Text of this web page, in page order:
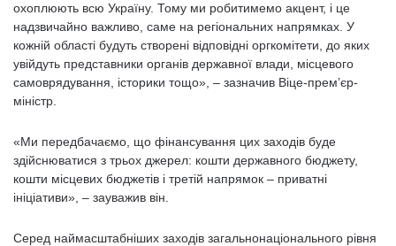
охоплюють всю Україну. Тому ми робитимемо акцент, і це
надзвичайно важливо, саме на регіональних напрямках. У
кожній області будуть створені відповідні оргкомітети, до яких
увійдуть представники органів державної влади, місцевого
самоврядування, історики тощо», – зазначив Віце-прем’єр-
міністр.
«Ми передбачаємо, що фінансування цих заходів буде
здійснюватися з трьох джерел: кошти державного бюджету,
кошти місцевих бюджетів і третій напрямок – приватні
ініціативи», – зауважив він.
Серед наймасштабніших заходів загальнонаціонального рівня